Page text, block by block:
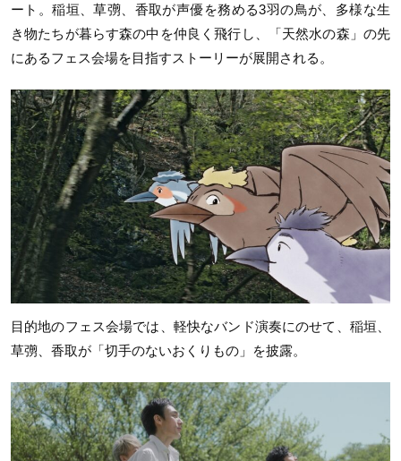
ート。稲垣、草彅、香取が声優を務める3羽の鳥が、多様な生
き物たちが暮らす森の中を仲良く飛行し、「天然水の森」の先
にあるフェス会場を目指すストーリーが展開される。
目的地のフェス会場では、軽快なバンド演奏にのせて、稲垣、
草彅、香取が「切手のないおくりもの」を披露。